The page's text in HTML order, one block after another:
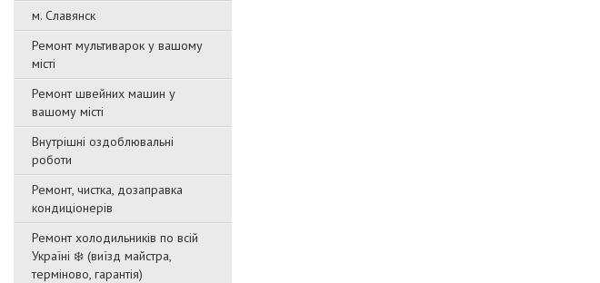
м. Славянск
Ремонт мультиварок у вашому
місті
Ремонт швейних машин у
вашому місті
Внутрішні оздоблювальні
роботи
Ремонт, чистка, дозаправка
кондиціонерів
Ремонт холодильників по всій
Україні ❄️ (виїзд майстра,
терміново, гарантія)